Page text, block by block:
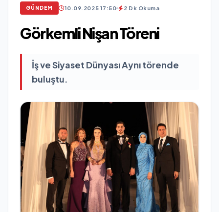
GÜNDEM 10.09.2025 17:50 2 Dk Okuma
Görkemli Nişan Töreni
İş ve Siyaset Dünyası Aynı törende
buluştu.